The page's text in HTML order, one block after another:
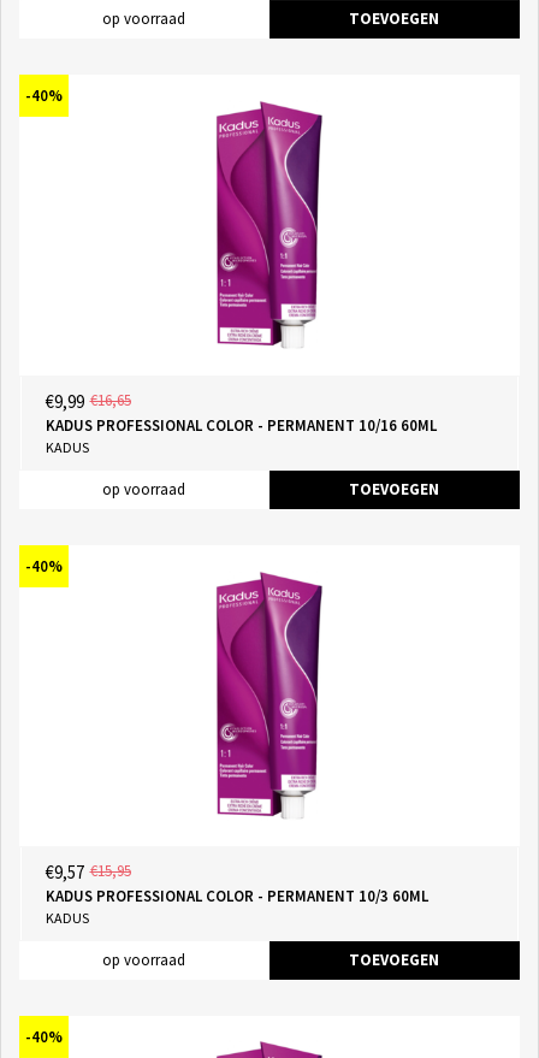
op voorraad TOEVOEGEN
-40%
€9,99 €16,65
KADUS PROFESSIONAL COLOR - PERMANENT 10/16 60ML
KADUS
op voorraad TOEVOEGEN
-40%
€9,57 €15,95
KADUS PROFESSIONAL COLOR - PERMANENT 10/3 60ML
KADUS
op voorraad TOEVOEGEN
-40%